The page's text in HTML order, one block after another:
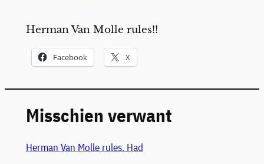
Herman Van Molle rules!!
Facebook X
Misschien verwant
Herman Van Molle rules. Had